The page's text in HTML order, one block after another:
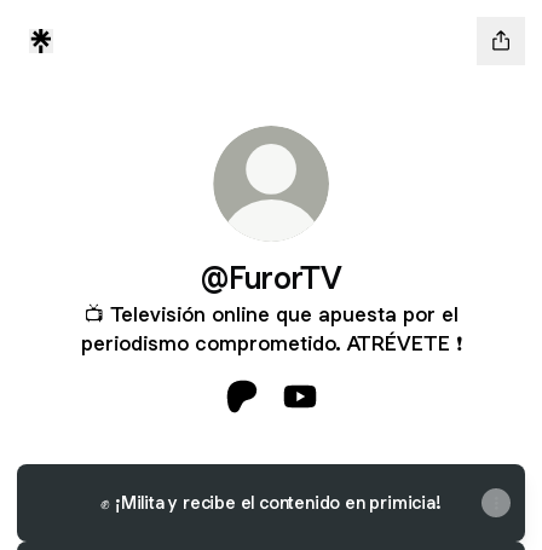
@FurorTV
📺 Televisión online que apuesta por el
periodismo comprometido. ATRÉVETE ❗️
✊ ¡Milita y recibe el contenido en primicia!